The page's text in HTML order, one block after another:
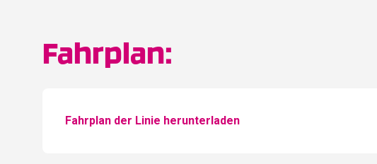
Fahrplan:
Fahrplan der Linie herunterladen